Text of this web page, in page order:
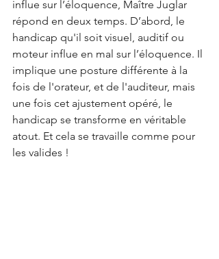
influe sur l’éloquence, Maître Juglar
répond en deux temps. D’abord, le
handicap qu'il soit visuel, auditif ou
moteur influe en mal sur l’éloquence. Il
implique une posture différente à la
fois de l'orateur, et de l'auditeur, mais
une fois cet ajustement opéré, le
handicap se transforme en véritable
atout. Et cela se travaille comme pour
les valides !